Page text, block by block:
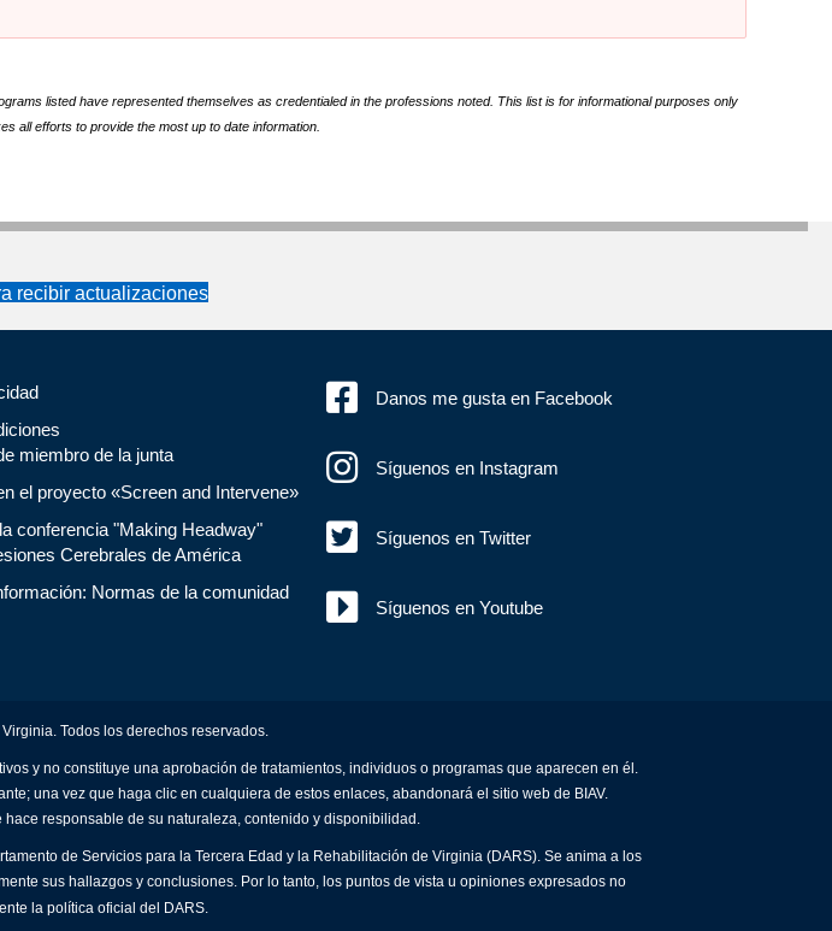
listed have represented themselves as credentialed in the professions noted. This list is for informational purposes only
all efforts to provide the most up to date information.
recibir actualizaciones
miembro de la junta
el proyecto «Screen and Intervene»
conferencia "Making Headway"
Cerebrales de América
Normas de la comunidad
Danos me gusta en Facebook
Síguenos en Instagram
Síguenos en Twitter
Síguenos en Youtube
Todos los derechos reservados.
y no constituye una aprobación de tratamientos, individuos o programas que aparecen en él.
una vez que haga clic en cualquiera de estos enlaces, abandonará el sitio web de BIAV.
responsable de su naturaleza, contenido y disponibilidad.
de Servicios para la Tercera Edad y la Rehabilitación de Virginia (DARS). Se anima a los
sus hallazgos y conclusiones. Por lo tanto, los puntos de vista u opiniones expresados no
la política oficial del DARS.